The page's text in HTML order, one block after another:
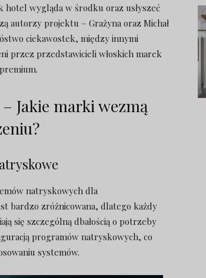
hotel wygląda w środku oraz usłyszeć
autorzy projektu – Grażyna oraz Michał
ciekawostek, między innymi
przez przedstawicieli włoskich marek
Jakie marki wezmą
natryskowych dla
bardzo zróżnicowana, dlatego każdy
się szczególną dbałością o potrzeby
programów natryskowych, co
systemów.